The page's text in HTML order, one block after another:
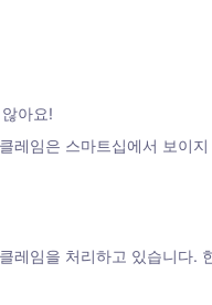
아요!
임은 스마트십에서 보이
임을 처리하고 있습니다.